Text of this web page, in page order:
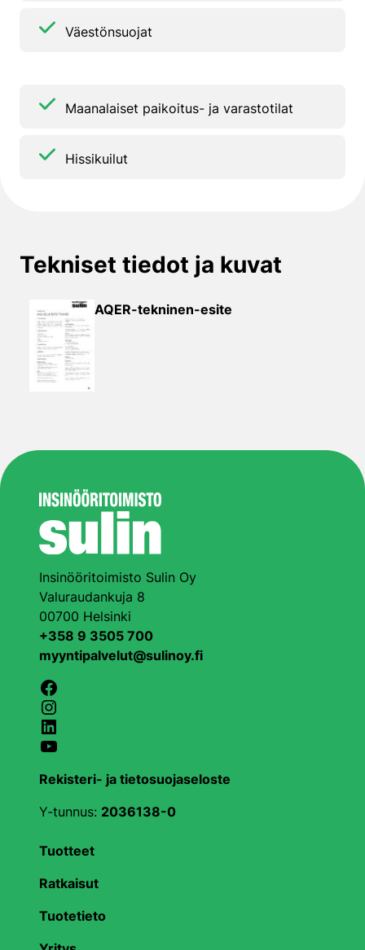
Väestönsuojat
Maanalaiset paikoitus- ja varastotilat
Hissikuilut
Tekniset tiedot ja kuvat
AQER-tekninen-esite
Insinööritoimisto Sulin Oy
Valuraudankuja 8
00700 Helsinki
+358 9 3505 700
myyntipalvelut@sulinoy.fi
Facebook
Instagram
LinkedIn
YouTube
Rekisteri- ja tietosuojaseloste
Y-tunnus: 2036138-0
Tuotteet
Ratkaisut
Tuotetieto